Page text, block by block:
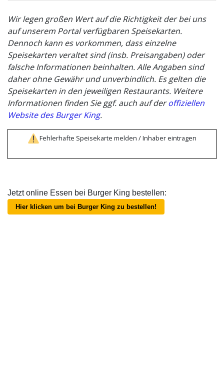
Wir legen großen Wert auf die Richtigkeit der bei uns
auf unserem Portal verfügbaren Speisekarten.
Dennoch kann es vorkommen, dass einzelne
Speisekarten veraltet sind (insb. Preisangaben) oder
falsche Informationen beinhalten. Alle Angaben sind
daher ohne Gewähr und unverbindlich. Es gelten die
Speisekarten in den jeweiligen Restaurants. Weitere
Informationen finden Sie ggf. auch auf deroffiziellen
Website des Burger King.
Fehlerhafte Speisekarte melden / Inhaber eintragen
Jetzt online Essen bei Burger King bestellen:
Hier klicken um bei Burger King zu bestellen!